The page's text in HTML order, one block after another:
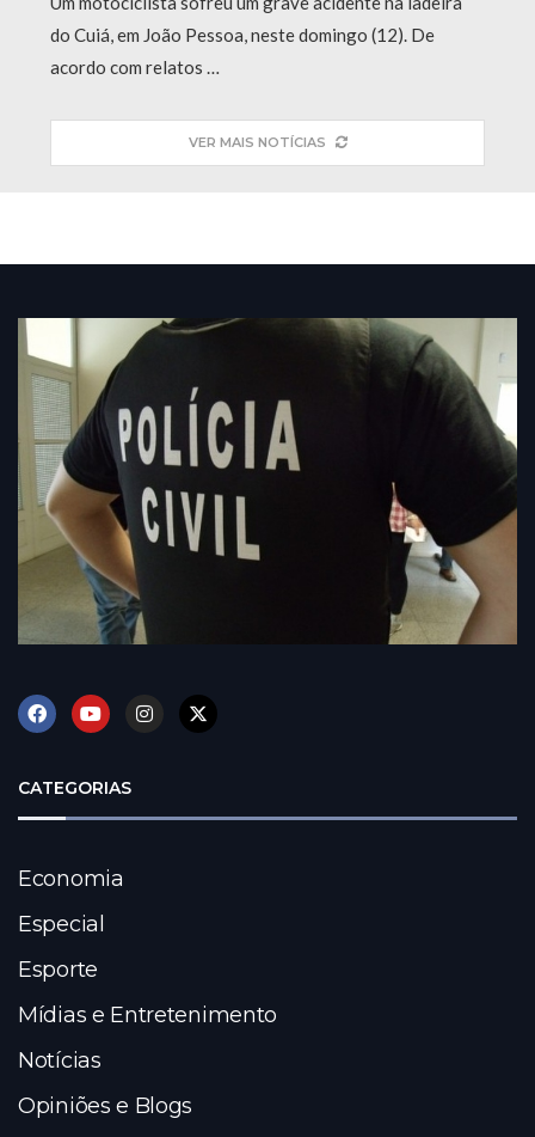
do Cuiá, em João Pessoa, neste domingo (12). De
acordo com relatos …
VER MAIS NOTÍCIAS
CATEGORIAS
Economia
Especial
Esporte
Mídias e Entretenimento
Notícias
Opiniões e Blogs